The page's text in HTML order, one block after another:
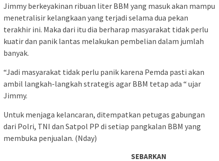
Jimmy berkeyakinan ribuan liter BBM yang masuk akan mampu
menetralisir kelangkaan yang terjadi selama dua pekan
terakhir ini. Maka dari itu dia berharap masyarakat tidak perlu
kuatir dan panik lantas melakukan pembelian dalam jumlah
banyak.
“Jadi masyarakat tidak perlu panik karena Pemda pasti akan
ambil langkah-langkah strategis agar BBM tetap ada “ ujar
Jimmy.
Untuk menjaga kelancaran, ditempatkan petugas gabungan
dari Polri, TNI dan Satpol PP di setiap pangkalan BBM yang
membuka penjualan. (Nday)
SEBARKAN